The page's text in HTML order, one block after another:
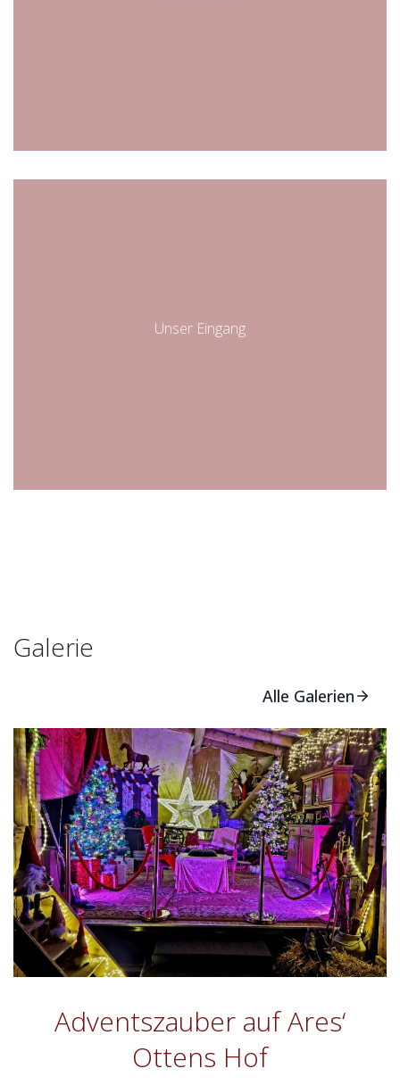
Unser Eingang
Galerie
Alle Galerien
Adventszauber auf Ares‘
Ottens Hof